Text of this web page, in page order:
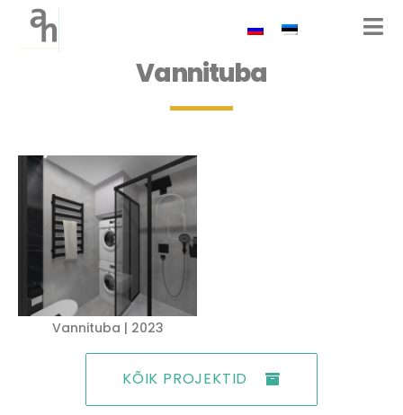
Vannituba
Vannituba | 2023
KÕIK PROJEKTID